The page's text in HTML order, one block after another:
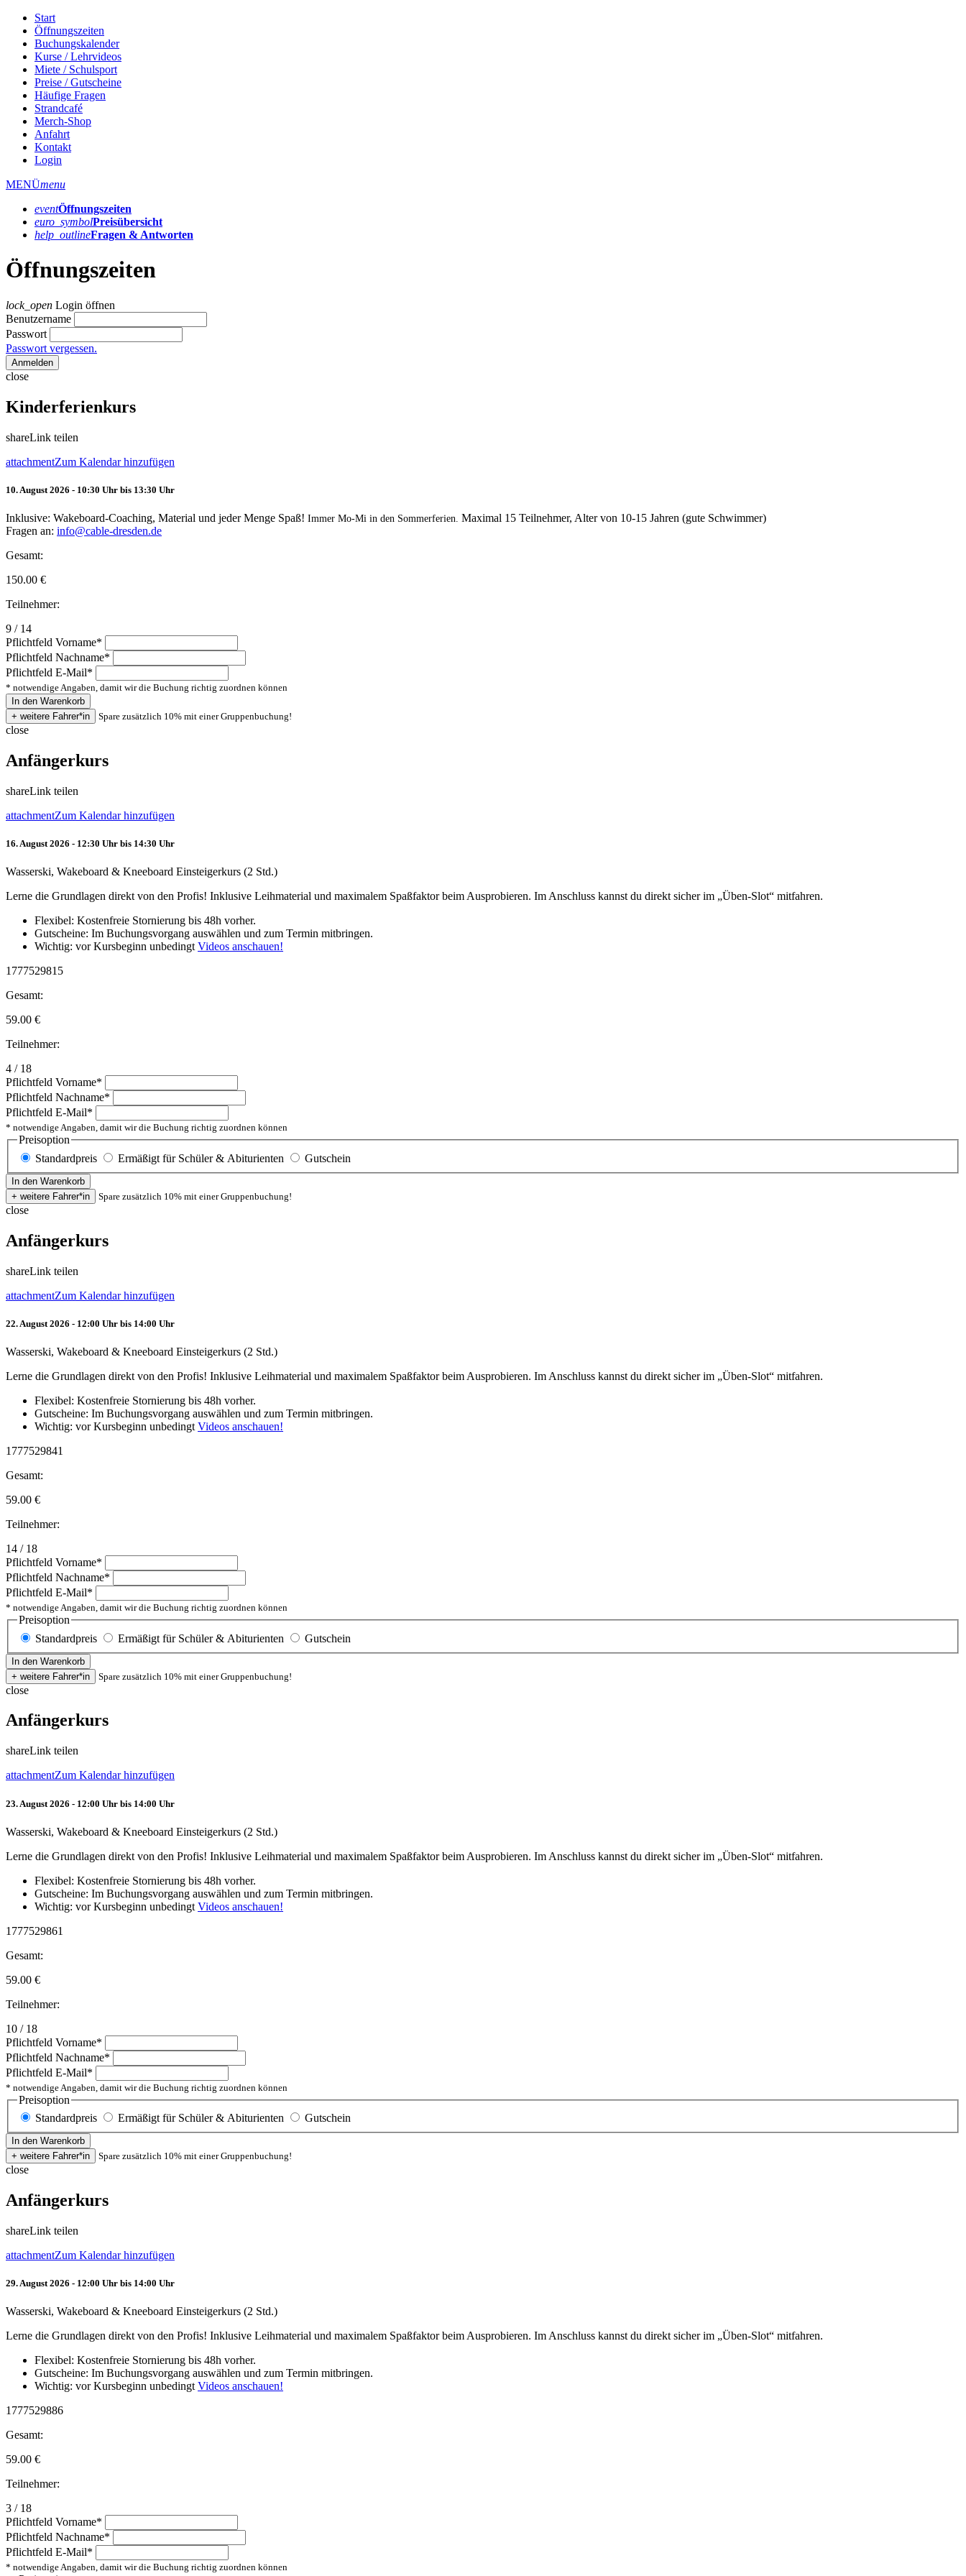
Start
Öffnungszeiten
Buchungskalender
Kurse / Lehrvideos
Miete / Schulsport
Preise / Gutscheine
Häufige Fragen
Strandcafé
Merch-Shop
Anfahrt
Kontakt
Login
MENÜmenu
eventÖffnungs­zeiten
euro_symbolPreis­übersicht
help_outlineFragen & Antworten
Öffnungszeiten
lock_open Login öffnen
Benutzername
Passwort
Passwort vergessen.
Anmelden
close
Kinderferienkurs
shareLink teilen
attachmentZum Kalendar hinzufügen
10. August 2026 - 10:30 Uhr bis 13:30 Uhr
Inklusive: Wakeboard-Coaching, Material und jeder Menge Spaß! Immer Mo-Mi in den Sommerferien. Maximal 15 Teilnehmer, Alter von 10-15 Jahren (gute Schwimmer)
Fragen an: info@cable-dresden.de
Gesamt:
150.00 €
Teilnehmer:
9 / 14
Pflichtfeld Vorname*
Pflichtfeld Nachname*
Pflichtfeld E-Mail*
* notwendige Angaben, damit wir die Buchung richtig zuordnen können
Spare zusätzlich 10% mit einer Gruppenbuchung!
close
Anfängerkurs
shareLink teilen
attachmentZum Kalendar hinzufügen
16. August 2026 - 12:30 Uhr bis 14:30 Uhr
Wasserski, Wakeboard & Kneeboard Einsteigerkurs (2 Std.)
Lerne die Grundlagen direkt von den Profis! Inklusive Leihmaterial und maximalem Spaßfaktor beim Ausprobieren. Im Anschluss kannst du direkt sicher im „Üben-Slot“ mitfahren.
Flexibel: Kostenfreie Stornierung bis 48h vorher.
Gutscheine: Im Buchungsvorgang auswählen und zum Termin mitbringen.
Wichtig: vor Kursbeginn unbedingt Videos anschauen!
1777529815
Gesamt:
59.00 €
Teilnehmer:
4 / 18
Pflichtfeld Vorname*
Pflichtfeld Nachname*
Pflichtfeld E-Mail*
* notwendige Angaben, damit wir die Buchung richtig zuordnen können
Preisoption
Standardpreis
Ermäßigt für Schüler & Abiturienten Gutschein
Spare zusätzlich 10% mit einer Gruppenbuchung!
close
Anfängerkurs
shareLink teilen
attachmentZum Kalendar hinzufügen
22. August 2026 - 12:00 Uhr bis 14:00 Uhr
Wasserski, Wakeboard & Kneeboard Einsteigerkurs (2 Std.)
Lerne die Grundlagen direkt von den Profis! Inklusive Leihmaterial und maximalem Spaßfaktor beim Ausprobieren. Im Anschluss kannst du direkt sicher im „Üben-Slot“ mitfahren.
Flexibel: Kostenfreie Stornierung bis 48h vorher.
Gutscheine: Im Buchungsvorgang auswählen und zum Termin mitbringen.
Wichtig: vor Kursbeginn unbedingt Videos anschauen!
1777529841
Gesamt:
59.00 €
Teilnehmer:
14 / 18
Pflichtfeld Vorname*
Pflichtfeld Nachname*
Pflichtfeld E-Mail*
* notwendige Angaben, damit wir die Buchung richtig zuordnen können
Preisoption
Standardpreis
Ermäßigt für Schüler & Abiturienten Gutschein
Spare zusätzlich 10% mit einer Gruppenbuchung!
close
Anfängerkurs
shareLink teilen
attachmentZum Kalendar hinzufügen
23. August 2026 - 12:00 Uhr bis 14:00 Uhr
Wasserski, Wakeboard & Kneeboard Einsteigerkurs (2 Std.)
Lerne die Grundlagen direkt von den Profis! Inklusive Leihmaterial und maximalem Spaßfaktor beim Ausprobieren. Im Anschluss kannst du direkt sicher im „Üben-Slot“ mitfahren.
Flexibel: Kostenfreie Stornierung bis 48h vorher.
Gutscheine: Im Buchungsvorgang auswählen und zum Termin mitbringen.
Wichtig: vor Kursbeginn unbedingt Videos anschauen!
1777529861
Gesamt:
59.00 €
Teilnehmer:
10 / 18
Pflichtfeld Vorname*
Pflichtfeld Nachname*
Pflichtfeld E-Mail*
* notwendige Angaben, damit wir die Buchung richtig zuordnen können
Preisoption
Standardpreis
Ermäßigt für Schüler & Abiturienten Gutschein
Spare zusätzlich 10% mit einer Gruppenbuchung!
close
Anfängerkurs
shareLink teilen
attachmentZum Kalendar hinzufügen
29. August 2026 - 12:00 Uhr bis 14:00 Uhr
Wasserski, Wakeboard & Kneeboard Einsteigerkurs (2 Std.)
Lerne die Grundlagen direkt von den Profis! Inklusive Leihmaterial und maximalem Spaßfaktor beim Ausprobieren. Im Anschluss kannst du direkt sicher im „Üben-Slot“ mitfahren.
Flexibel: Kostenfreie Stornierung bis 48h vorher.
Gutscheine: Im Buchungsvorgang auswählen und zum Termin mitbringen.
Wichtig: vor Kursbeginn unbedingtVideos anschauen!
1777529886
Gesamt:
59.00 €
Teilnehmer:
3 / 18
Pflichtfeld Vorname*
Pflichtfeld Nachname*
Pflichtfeld E-Mail*
* notwendige Angaben, damit wir die Buchung richtig zuordnen können